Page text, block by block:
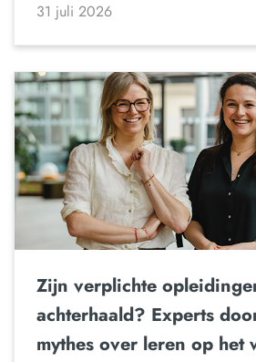
31 juli 2026
Zijn verplichte
achterhaald? Experts
mythes over leren op het